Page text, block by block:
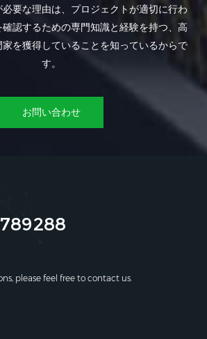
要な理由は、プロジェクトが適切に行わ
認するための専門知識と経験を持つ、高
を獲得していることを知っているからで
す。
お問い合わせ
please feel free to contact us.